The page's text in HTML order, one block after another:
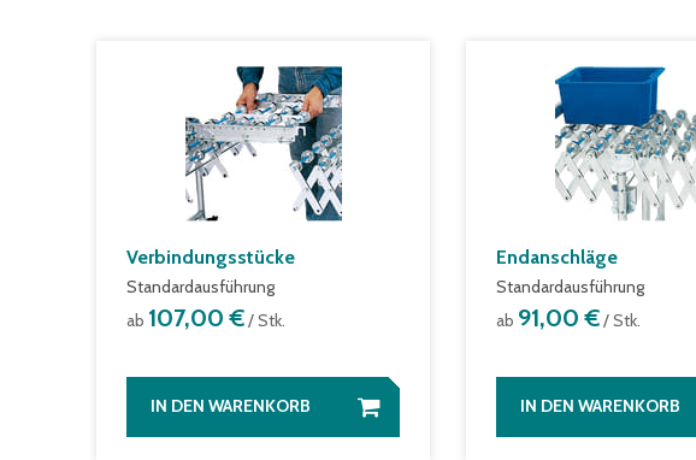
Verbindungsstücke
Standardausführung
ab 107,00 €/ Stk.
IN DEN WARENKORB
Endanschläge
Standardausführung
ab 91,00 €/ Stk.
IN DEN WARENKORB